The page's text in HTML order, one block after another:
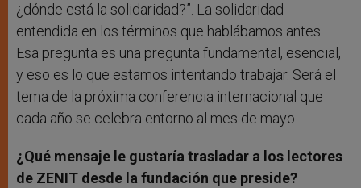
¿dónde está la solidaridad?”. La solidaridad
entendida en los términos que hablábamos antes.
Esa pregunta es una pregunta fundamental, esencial,
y eso es lo que estamos intentando trabajar. Será el
tema de la próxima conferencia internacional que
cada año se celebra entorno al mes de mayo.
¿Qué mensaje le gustaría trasladar a los lectores
de ZENIT desde la fundación que preside?